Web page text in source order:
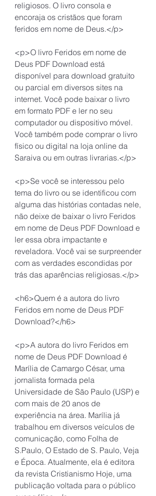
religiosos. O livro consola e
encoraja os cristãos que foram
feridos em nome de Deus.</p>
<p>O livro Feridos em nome de
Deus PDF Download está
disponível para download gratuito
ou parcial em diversos sites na
internet. Você pode baixar o livro
em formato PDF e ler no seu
computador ou dispositivo móvel.
Você também pode comprar o livro
físico ou digital na loja online da
Saraiva ou em outras livrarias.</p>
<p>Se você se interessou pelo
tema do livro ou se identificou com
alguma das histórias contadas nele,
não deixe de baixar o livro Feridos
em nome de Deus PDF Download e
ler essa obra impactante e
reveladora. Você vai se surpreender
com as verdades escondidas por
trás das aparências religiosas.</p>
<h6>Quem é a autora do livro
Feridos em nome de Deus PDF
Download?</h6>
<p>A autora do livro Feridos em
nome de Deus PDF Download é
Marília de Camargo César, uma
jornalista formada pela
Universidade de São Paulo (USP) e
com mais de 20 anos de
experiência na área. Marília já
trabalhou em diversos veículos de
comunicação, como Folha de
S.Paulo, O Estado de S. Paulo, Veja
e Época. Atualmente, ela é editora
da revista Cristianismo Hoje, uma
publicação voltada para o público